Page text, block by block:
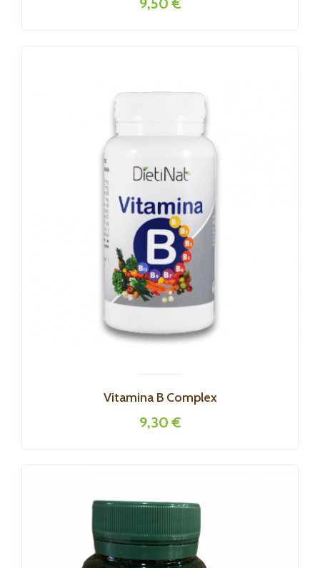
9,50 €
Vitamina B Complex
9,30 €